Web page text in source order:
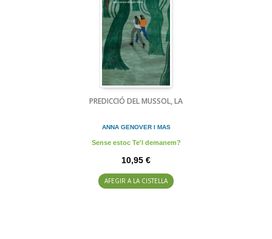
PREDICCIÓ DEL MUSSOL, LA
ANNA GENOVER I MAS
Sense estoc Te'l demanem?
10,95 €
AFEGIR A LA CISTELLA